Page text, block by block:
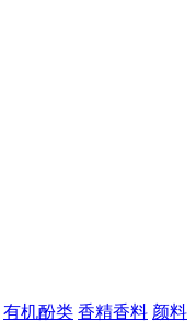
有机酚类 香精香料 颜料